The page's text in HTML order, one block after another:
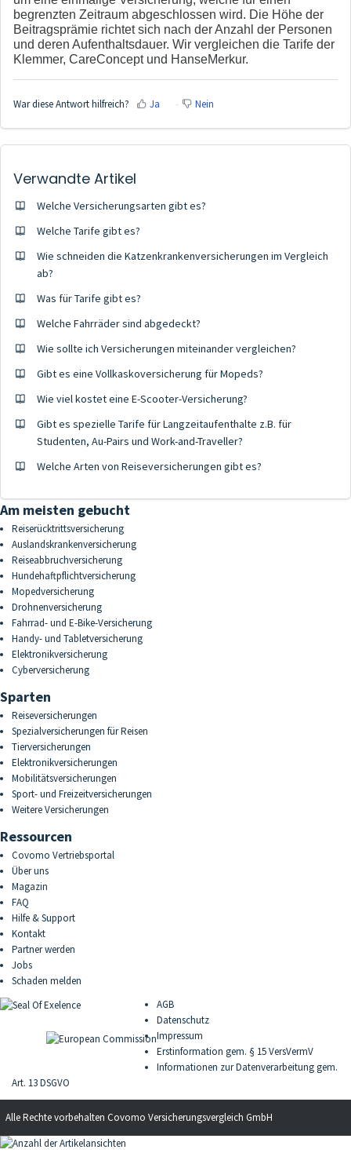
begrenzten Zeitraum abgeschlossen wird. Die Höhe der
Beitragsprämie richtet sich nach der Anzahl der Personen
und deren Aufenthaltsdauer. Wir vergleichen die Tarife der
Klemmer, CareConcept und HanseMerkur.
War diese Antwort hilfreich? Ja Nein
Verwandte Artikel
Welche Versicherungsarten gibt es?
Welche Tarife gibt es?
Wie schneiden die Katzenkrankenversicherungen im Vergleich
ab?
Was für Tarife gibt es?
Welche Fahrräder sind abgedeckt?
Wie sollte ich Versicherungen miteinander vergleichen?
Gibt es eine Vollkaskoversicherung für Mopeds?
Wie viel kostet eine E-Scooter-Versicherung?
Gibt es spezielle Tarife für Langzeitaufenthalte z.B. für
Studenten, Au-Pairs und Work-and-Traveller?
Welche Arten von Reiseversicherungen gibt es?
Am meisten gebucht
Reiserücktrittsversicherung
Auslandskrankenversicherung
Reiseabbruchversicherung
Hundehaftpflichtversicherung
Mopedversicherung
Drohnenversicherung
Fahrrad- und E-Bike-Versicherung
Handy- und Tabletversicherung
Elektronikversicherung
Cyberversicherung
Sparten
Reiseversicherungen
Spezialversicherungen für Reisen
Tierversicherungen
Elektronikversicherungen
Mobilitätsversicherungen
Sport- und Freizeitversicherungen
Weitere Versicherungen
Ressourcen
Covomo Vertriebsportal
Über uns
Magazin
FAQ
Hilfe & Support
Kontakt
Partner werden
Jobs
Schaden melden
AGB
Datenschutz
Impressum
Erstinformation gem. § 15 VersVermV
Informationen zur Datenverarbeitung gem.
Art. 13 DSGVO
Alle Rechte vorbehalten Covomo Versicherungsvergleich GmbH